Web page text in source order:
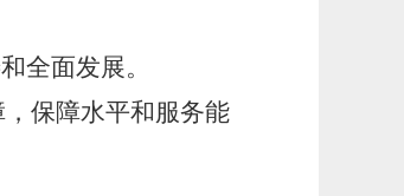
全面发展。
保障水平和服务能